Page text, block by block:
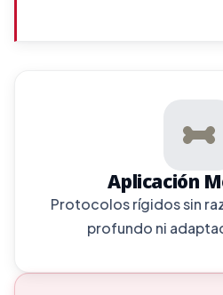
Aplicación
Protocolos rígidos sin
profundo ni